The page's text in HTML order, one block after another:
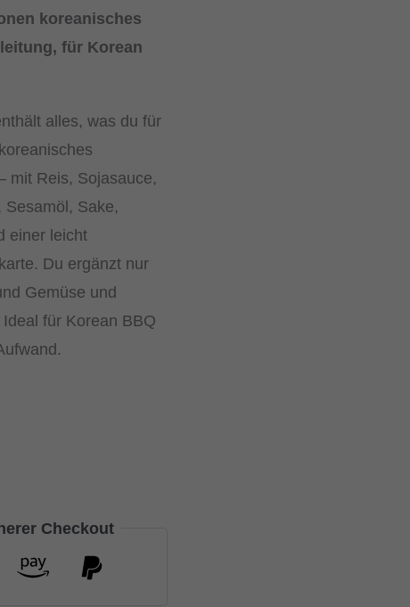
koreanisches
für Korean
alles, was du für
mit Reis, Sojasauce,
Sesamöl, Sake,
einer leicht
Du ergänzt nur
Gemüse und
für Korean BBQ
Checkout